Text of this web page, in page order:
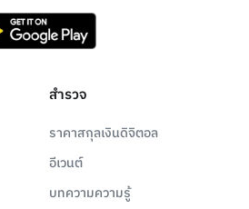
สำรวจ
ราคาสกุลเงินดิจิตอล
อีเวนต์
บทความความรู้